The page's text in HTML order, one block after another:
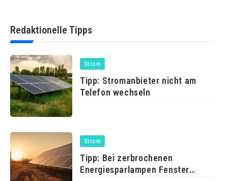
Redaktionelle Tipps
Strom
Tipp: Stromanbieter nicht am
Telefon wechseln
Strom
Tipp: Bei zerbrochenen
Energiesparlampen Fenster